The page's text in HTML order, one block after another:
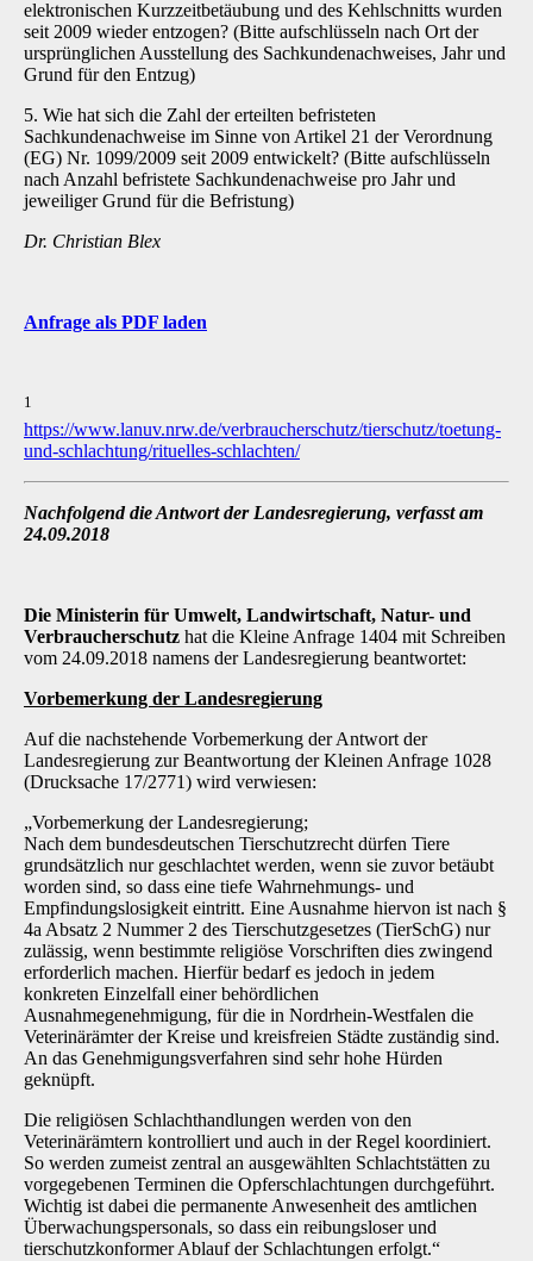
elektronischen Kurzzeitbetäubung und des Kehlschnitts wurden
seit 2009 wieder entzogen? (Bitte aufschlüsseln nach Ort der
ursprünglichen Ausstellung des Sachkundenachweises, Jahr und
Grund für den Entzug)
5. Wie hat sich die Zahl der erteilten befristeten
Sachkundenachweise im Sinne von Artikel 21 der Verordnung
(EG) Nr. 1099/2009 seit 2009 entwickelt? (Bitte aufschlüsseln
nach Anzahl befristete Sachkundenachweise pro Jahr und
jeweiliger Grund für die Befristung)
Dr. Christian Blex
Anfrage als PDF laden
1
https://www.lanuv.nrw.de/verbraucherschutz/tierschutz/toetung-
und-schlachtung/rituelles-schlachten/
Nachfolgend die Antwort der Landesregierung, verfasst am
24.09.2018
Die Ministerin für Umwelt, Landwirtschaft, Natur- und
Verbraucherschutz hat die Kleine Anfrage 1404 mit Schreiben
vom 24.09.2018 namens der Landesregierung beantwortet:
Vorbemerkung der Landesregierung
Auf die nachstehende Vorbemerkung der Antwort der
Landesregierung zur Beantwortung der Kleinen Anfrage 1028
(Drucksache 17/2771) wird verwiesen:
„Vorbemerkung der Landesregierung;
Nach dem bundesdeutschen Tierschutzrecht dürfen Tiere
grundsätzlich nur geschlachtet werden, wenn sie zuvor betäubt
worden sind, so dass eine tiefe Wahrnehmungs- und
Empfindungslosigkeit eintritt. Eine Ausnahme hiervon ist nach §
4a Absatz 2 Nummer 2 des Tierschutzgesetzes (TierSchG) nur
zulässig, wenn bestimmte religiöse Vorschriften dies zwingend
erforderlich machen. Hierfür bedarf es jedoch in jedem
konkreten Einzelfall einer behördlichen
Ausnahmegenehmigung, für die in Nordrhein-Westfalen die
Veterinärämter der Kreise und kreisfreien Städte zuständig sind.
An das Genehmigungsverfahren sind sehr hohe Hürden
geknüpft.
Die religiösen Schlachthandlungen werden von den
Veterinärämtern kontrolliert und auch in der Regel koordiniert.
So werden zumeist zentral an ausgewählten Schlachtstätten zu
vorgegebenen Terminen die Opferschlachtungen durchgeführt.
Wichtig ist dabei die permanente Anwesenheit des amtlichen
Überwachungspersonals, so dass ein reibungsloser und
tierschutzkonformer Ablauf der Schlachtungen erfolgt.“